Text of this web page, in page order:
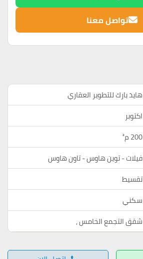
تواصل معنا
هايد بارك للتطوير العقاري
اكتوبر
200 م²
فيلات - توين هاوس - تاون هاوس
تقسيط
سكني
شقق التجمع الخامس,